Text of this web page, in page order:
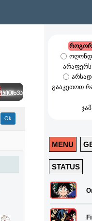
ოღონდ
არაფერს
გააკეთოთ
MENU
STATUS